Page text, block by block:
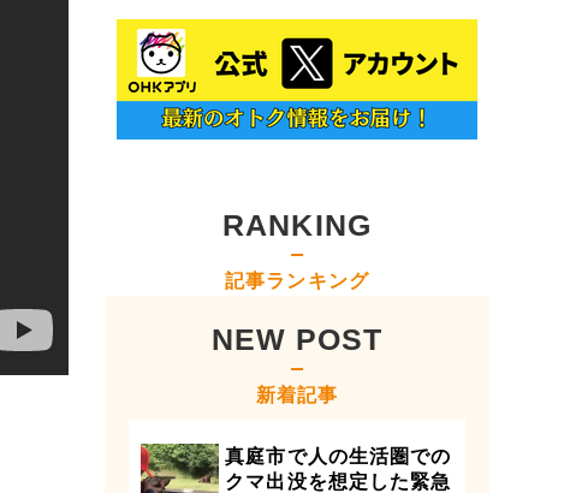
RANKING
記事ランキング
NEW POST
新着記事
真庭市で人の生活圏での
クマ出没を想定した緊急